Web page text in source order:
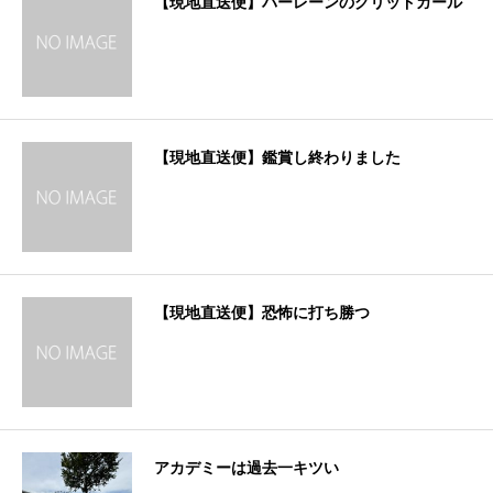
【現地直送便】鑑賞し終わりました
【現地直送便】恐怖に打ち勝つ
アカデミーは過去一キツい